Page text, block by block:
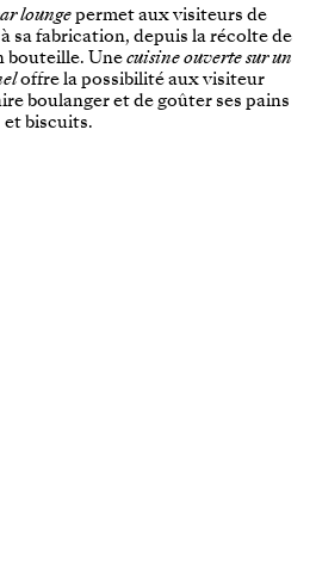
loungepermet aux visiteurs de
sa fabrication, depuis la récolte de
bouteille. Unecuisine ouverte sur un
offre la possibilité aux visiteur
boulanger et de goûter ses pains
et biscuits.